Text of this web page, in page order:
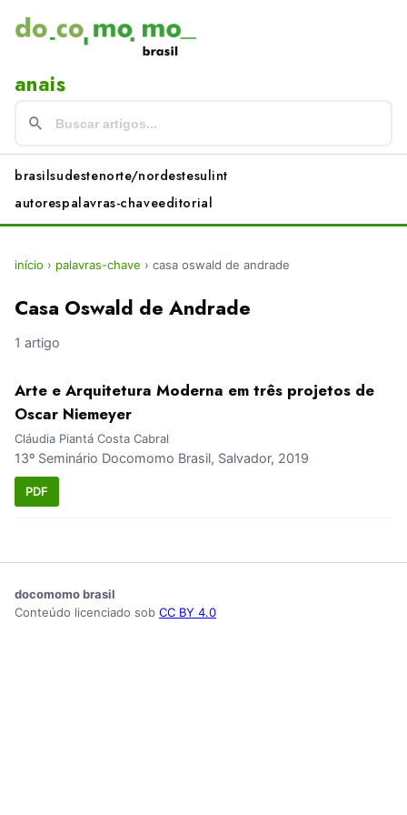
anais
brasilsudestenorte/nordestesulint
autorespalavras-chaveeditorial
início › palavras-chave › casa oswald de andrade
Casa Oswald de Andrade
1 artigo
Arte e Arquitetura Moderna em três projetos de
Oscar Niemeyer
Cláudia Piantá Costa Cabral
13º Seminário Docomomo Brasil, Salvador, 2019
PDF
docomomo brasil
Conteúdo licenciado sob CC BY 4.0